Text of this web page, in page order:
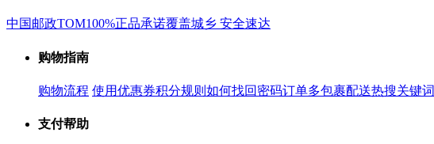
中国邮政TOM100%正品承诺覆盖城乡 安全速达
购物指南
购物流程 使用优惠券积分规则 如何找回密码订单多包裹配送热搜关键词
支付帮助